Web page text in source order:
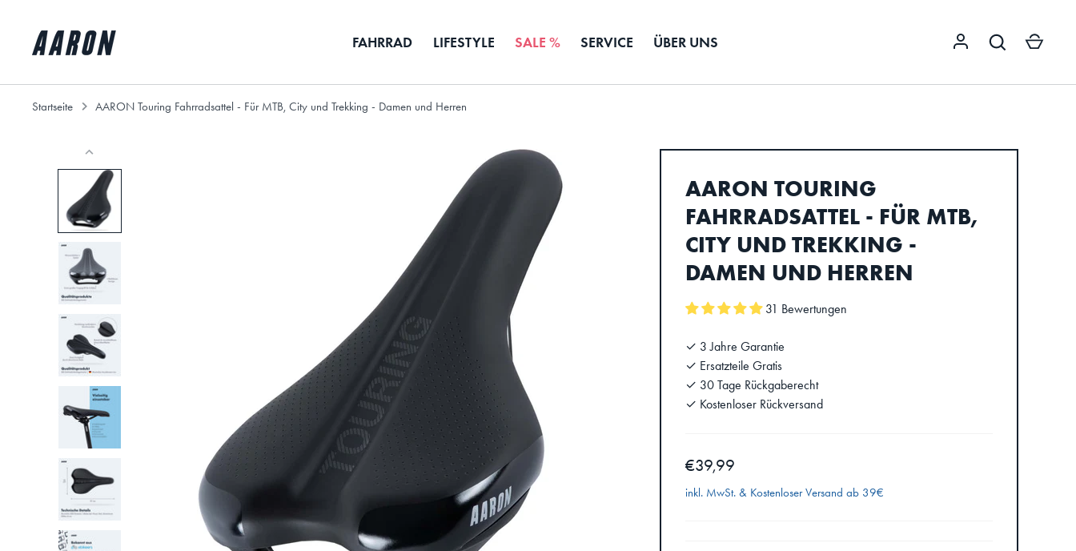
FAHRRAD LIFESTYLE SALE % SERVICE ÜBER UNS
Startseite AARON Touring Fahrradsattel - Für MTB, City und Trekking - Damen und Herren
AARON TOURING
FAHRRADSATTEL - FÜR MTB,
CITY UND TREKKING -
DAMEN UND HERREN
31 Bewertungen
✓ 3 Jahre Garantie
✓ Ersatzteile Gratis
✓ 30 Tage Rückgaberecht
✓ Kostenloser Rückversand
€39,99
inkl. MwSt. & Kostenloser Versand ab 39€